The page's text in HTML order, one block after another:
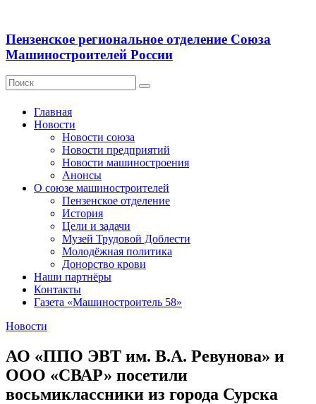
Пензенское региональное отделение Союза
Машиностроителей России
Главная
Новости
Новости союза
Новости предприятий
Новости машиностроения
Анонсы
О союзе машиностроителей
Пензенское отделение
История
Цели и задачи
Музей Трудовой Доблести
Молодёжная политика
Донорство крови
Наши партнёры
Контакты
Газета «Машиностроитель 58»
Новости
АО «ППО ЭВТ им. В.А. Ревунова» и
ООО «СВАР» посетили
восьмиклассники из города Сурска